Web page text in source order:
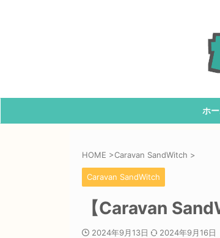
ホ
HOME >Caravan SandWitch >
Caravan SandWitch
【Caravan
2024年9月13日 2024年9月16日